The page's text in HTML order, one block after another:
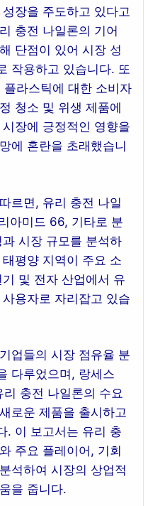
장을 주도하고 있다고
충전 나일론의 기어
단점이 있어 시장 성
작용하고 있습니다. 또
라스틱에 대한 소비자
청소 및 위생 제품에
장에 긍정적인 영향을
에 혼란을 초래했습니
르면, 유리 충전 나일
아미드 66, 기타로 분
시장 규모를 분석하
평양 지역이 주요 소
및 전자 산업에서 유
용자로 자리잡고 있습
업들의 시장 점유율 분
다루었으며, 랑세스
충전 나일론의 수요
로운 제품을 출시하고
. 이 보고서는 유리 충
주요 플레이어, 기회
석하여 시장의 상업적
을 줍니다.